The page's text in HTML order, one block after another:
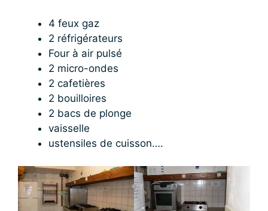
4 feux gaz
2 réfrigérateurs
Four à air pulsé
2 micro-ondes
2 cafetières
2 bouilloires
2 bacs de plonge
vaisselle
ustensiles de cuisson….